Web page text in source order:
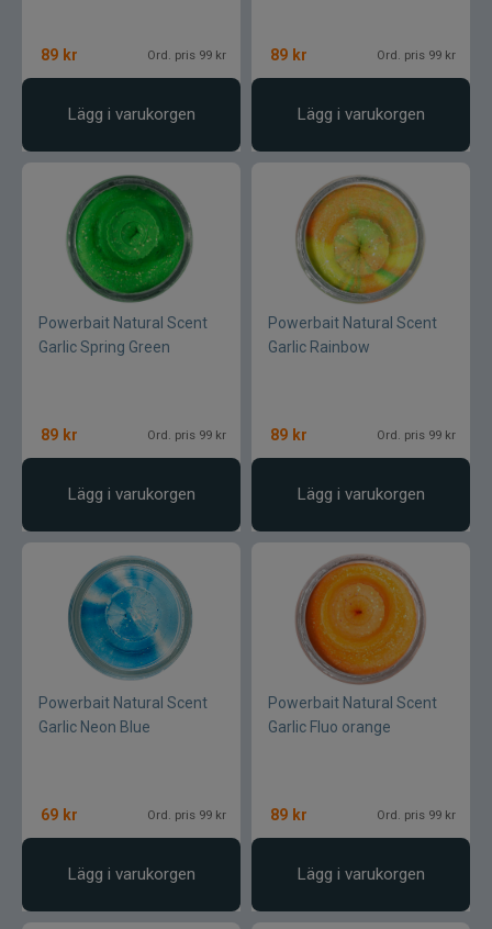
Gulp
Gunki
Halco
Headbanger
Hurricane
IFISH
Interfiske
Ismo
Jarvis Marine
Kamasan
Kanalgratis
Kinetic
89 kr Ord. pris 99 kr
Lägg i varukorgen
89 kr Ord. pris 99 kr
Lägg i varukorgen
Powerbait Natural Scent
Garlic Spring Green
89 kr Ord. pris 99 kr
Lägg i varukorgen
Powerbait Natural Scent
Garlic Rainbow
89 kr Ord. pris 99 kr
Lägg i varukorgen
Powerbait Natural Scent
Garlic Neon Blue
69 kr Ord. pris 99 kr
Lägg i varukorgen
Powerbait Natural Scent
Garlic Fluo orange
89 kr Ord. pris 99 kr
Lägg i varukorgen